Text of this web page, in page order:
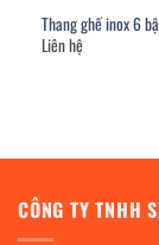
Thang ghế inox 6
Liên hệ
CÔNG TY TNHH